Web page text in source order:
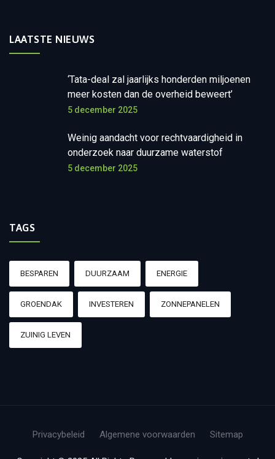
LAATSTE NIEUWS
‘Tata-deal zal jaarlijks honderden miljoenen
meer kosten dan de overheid beweert’
5 december 2025
Weinig aandacht voor rechtvaardigheid in
onderzoek naar duurzame waterstof
5 december 2025
TAGS
BESPAREN DUURZAAM ENERGIE
GROENDAK INVESTEREN ZONNEPANELEN
ZUINIG LEVEN
Privacybeleid Algemene voorwaarden Sitemap